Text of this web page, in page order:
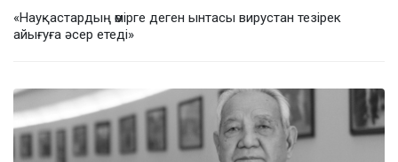
«Науқастардың өмірге деген ынтасы вирустан тезірек
айығуға әсер етеді»